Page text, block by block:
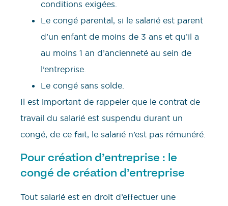
conditions exigées.
Le congé parental, si le salarié est parent
d’un enfant de moins de 3 ans et qu’il a
au moins 1 an d’ancienneté au sein de
l’entreprise.
Le congé sans solde.
Il est important de rappeler que le contrat de
travail du salarié est suspendu durant un
congé, de ce fait, le salarié n’est pas rémunéré.
Pour création d’entreprise : le
congé de création d’entreprise
Tout salarié est en droit d’effectuer une